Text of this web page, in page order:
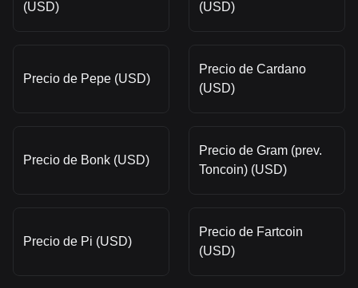
(USD)
(USD)
Precio de Pepe (USD)
Precio de Cardano
(USD)
Precio de Bonk (USD)
Precio de Gram (prev.
Toncoin) (USD)
Precio de Pi (USD)
Precio de Fartcoin
(USD)